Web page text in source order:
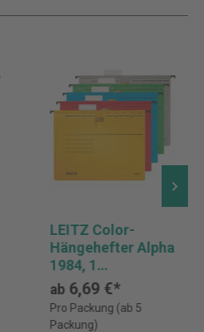
LEITZ Color-
Hängehefter Alpha
1984, 1
Abheftvorrichtung
, Rechtsheftung,
Pack: 5 Stück
ab 6,69 €*
Pro Packung (ab 5
Packung)